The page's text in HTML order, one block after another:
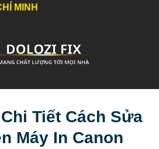
Tiết Cách Sửa
Máy In Canon